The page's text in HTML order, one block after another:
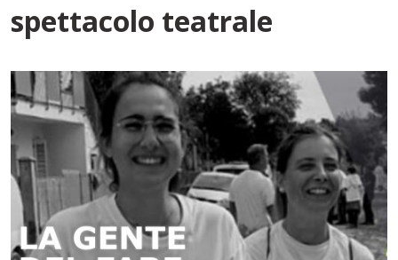
spettacolo teatrale